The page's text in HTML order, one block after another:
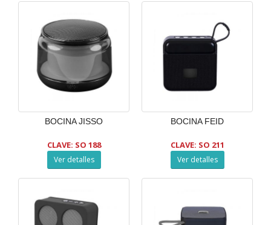
BOCINA JISSO
CLAVE: SO 188
Ver detalles
BOCINA FEID
CLAVE: SO 211
Ver detalles